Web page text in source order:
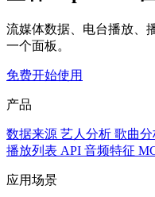
流媒体数据、电台播放、
一个面板。
免费开始使用
产品
数据来源 艺人分析 歌曲分
播放列表 API 音频特征
应用场景